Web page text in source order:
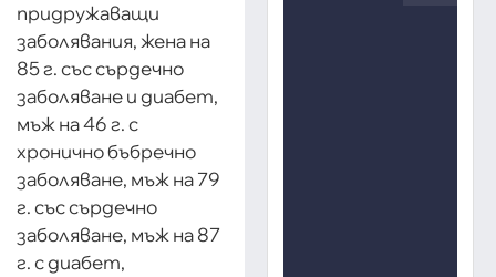
придружаващи
заболявания, жена на
85 г. със сърдечно
заболяване и диабет,
мъж на 46 г. с
хронично бъбречно
заболяване, мъж на 79
г. със сърдечно
заболяване, мъж на 87
г. с диабет,